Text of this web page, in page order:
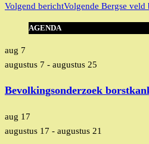
Volgend berichtVolgende Bergse veld
AGENDA
aug 7
augustus 7 - augustus 25
Bevolkingsonderzoek
aug 17
augustus 17 - augustus 21